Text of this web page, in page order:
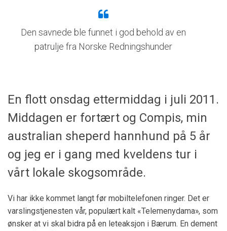
Den savnede ble funnet i god behold av en
patrulje fra Norske Redningshunder
En flott onsdag ettermiddag i juli 2011.
Middagen er fortært og Compis, min
australian sheperd hannhund på 5 år
og jeg er i gang med kveldens tur i
vårt lokale skogsområde.
Vi har ikke kommet langt før mobiltelefonen ringer. Det er
varslingstjenesten vår, populært kalt «Telemenydama», som
ønsker at vi skal bidra på en leteaksjon i Bærum. En dement